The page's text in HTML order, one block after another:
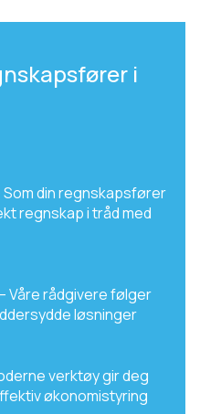
i
din regnskapsfører
regnskap i tråd med
Våre rådgivere følger
løsninger
verktøy gir deg
økonomistyring